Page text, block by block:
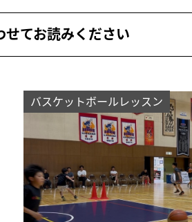
せてお読みください
バスケットボールレッスン